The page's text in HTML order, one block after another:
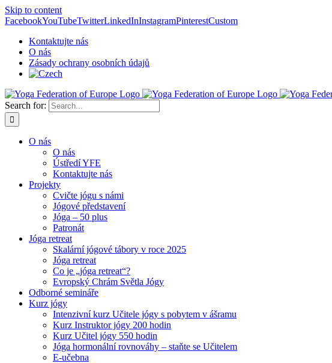
Skip to content
FacebookYouTubeTwitterLinkedInInstagramPinterestCustom
Kontaktujte nás
O nás
Zásady ochrany osobních údajů
Search for:
O nás
O nás
Ústředí YFE
Kontaktujte nás
Projekty
Cvičte jógu s námi
Jógové představení
Jóga – 50 plus
Patronát
Jóga retreat
Skalární jógové tábory v roce 2025
Jóga retreat
Co je „jóga retreat“?
Evropský Chrám Světla Jógy
Odborné semináře
Kurz jógy
Intenzivní kurz Učitele jógy s pobytem v ášramu
Kurz Instruktor jógy 200 hodin
Kurz Učitel jógy 550 hodin
Jóga hormonální rovnováhy – staňte se Učitelem
E-učebna